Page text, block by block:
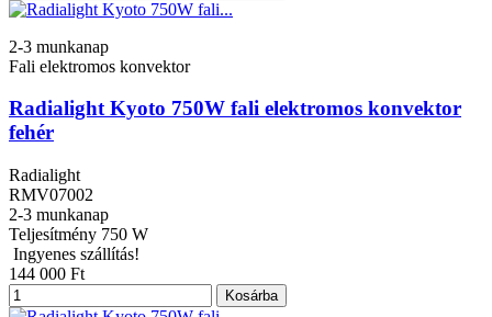
2-3 munkanap
Fali elektromos konvektor
Radialight Kyoto 750W fali elektromos konvektor
fehér
Radialight
RMV07002
2-3 munkanap
Teljesítmény 750 W
Ingyenes szállítás!
144 000 Ft
Kosárba